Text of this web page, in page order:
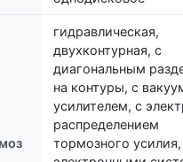
гидравлическая,
двухконтурная, с
диагональным
на контуры, с
усилителем, с
распределением
тормозного